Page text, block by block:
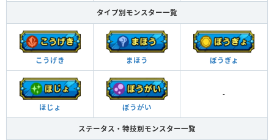
タイプ別モンスター一覧
こうげき まほう ぼうぎょ
ほじょ ぼうがい
-
ステータス・特技別モンスター一覧